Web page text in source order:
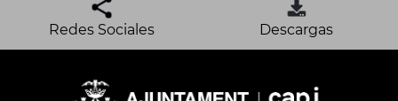
Redes Sociales Descargas